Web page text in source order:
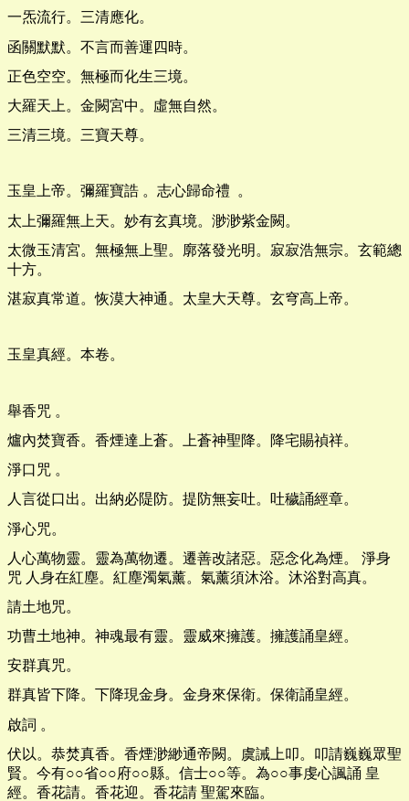
一炁流行。三清應化。
函關默默。不言而善運四時。
正色空空。無極而化生三境。
大羅天上。金闕宮中。虛無自然。
三清三境。三寶天尊。
玉皇上帝。彌羅寶誥 。志心歸命禮 。
太上彌羅無上天。妙有玄真境。渺渺紫金闕。
太微玉清宮。無極無上聖。廓落發光明。寂寂浩無宗。玄範總
十方。
湛寂真常道。恢漠大神通。太皇大天尊。玄穹高上帝。
玉皇真經。本卷。
舉香咒 。
爐內焚寶香。香煙達上蒼。上蒼神聖降。降宅賜禎祥。
淨口咒 。
人言從口出。出納必隄防。提防無妄吐。吐穢誦經章。
淨心咒。
人心萬物靈。靈為萬物遷。遷善改諸惡。惡念化為煙。 淨身
咒 人身在紅塵。紅塵濁氣薰。氣薰須沐浴。沐浴對高真。
請土地咒。
功曹土地神。神魂最有靈。靈威來擁護。擁護誦皇經。
安群真咒。
群真皆下降。下降現金身。金身來保衛。保衛誦皇經。
啟詞 。
伏以。恭焚真香。香煙渺緲通帝闕。虞誡上叩。叩請巍巍眾聖
賢。今有○○省○○府○○縣。信士○○等。為○○事虔心諷誦 皇
經。香花請。香花迎。香花請 聖駕來臨。